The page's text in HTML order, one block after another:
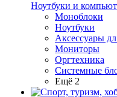
Ноутбуки и
Моноблоки
Ноутбуки
Аксессуары
Мониторы
Оргтехника
Системные
Ещё 2